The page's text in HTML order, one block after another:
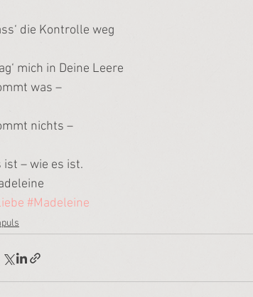
die Kontrolle weg
mich in Deine Leere
was –
nichts –
ist – wie es ist.
#Madeleine